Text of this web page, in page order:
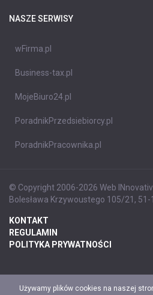
NASZE SERWISY
wFirma.pl
Business-tax.pl
MojeBiuro24.pl
PoradnikPrzedsiebiorcy.pl
PoradnikPracownika.pl
© Copyright 2006-2026 Web
Bolesława Krzywoustego 105/21, 51-
KONTAKT
REGULAMIN
POLITYKA PRYWATNOŚCI
Używamy plików cookies na naszej